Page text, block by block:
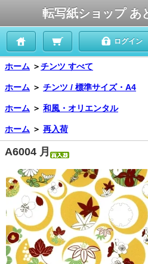
転写紙ショップ あ
ログイン
ホーム ＞チンツ すべて
ホーム ＞ チンツ / 標準サイズ・A4
ホーム ＞ 和風・オリエンタル
ホーム ＞ 再入荷
A6004 月